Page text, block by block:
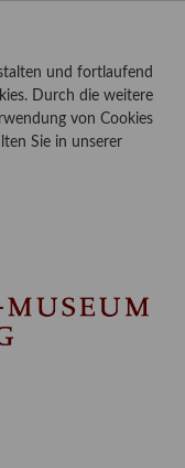
und fortlaufend
Durch die weitere
von Cookies
Sie in unserer